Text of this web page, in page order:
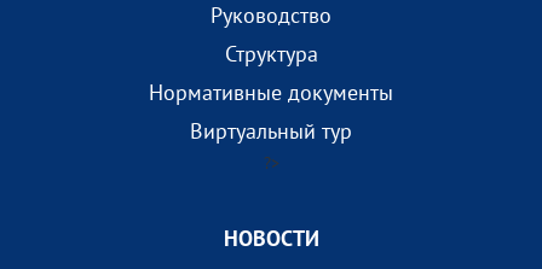
Руководство
Структура
Нормативные документы
Виртуальный тур
?>
НОВОСТИ